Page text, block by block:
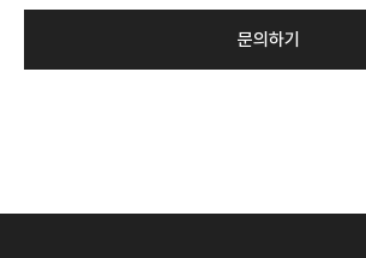
문의하기